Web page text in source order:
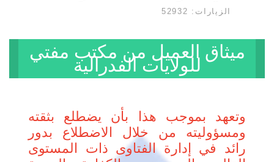
الزيارات: 52932
ميثاق العميل من مكتب مفتي
للولايات الفدرالية
وتعهد بموجب هذا بأن يضطلع بثقته
ومسؤوليته من خلال الاضطلاع بدور
رائد في إدارة الفتاوى ذات المستوى